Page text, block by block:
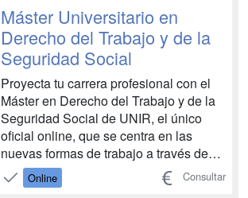
global del comercio internacional con
especial atención en las part...
Máster Universitario en
Derecho del Trabajo y de la
Seguridad Social
Proyecta tu carrera profesional con el
Máster en Derecho del Trabajo y de la
Seguridad Social de UNIR, el único
oficial online, que se centra en las
nuevas formas de trabajo a través de
plataformas digitales y aspectos
laborales en materia de economía
Online Consultar